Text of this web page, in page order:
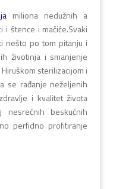
miliona nedužnih a
i štence i mačiće.Svaki
nešto po tom pitanju i
životinja i smanjenje
sterilizacijom i
se rađanje neželjenih
i kvalitet života
nesrećnih beskućnih
perfidno profitiranje